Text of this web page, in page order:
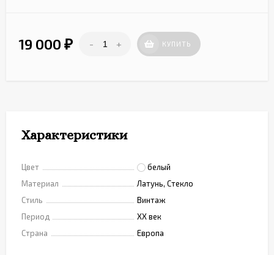
19 000 ₽ - + КУПИТЬ
Характеристики
Цвет
белый
Материал
Латунь, Стекло
Стиль
Винтаж
Период
XX век
Страна
Европа